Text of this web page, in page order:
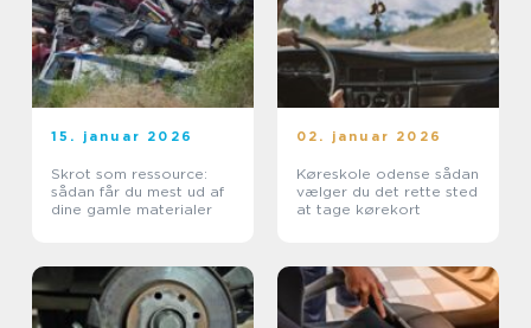
15. januar 2026
Skrot som ressource:
sådan får du mest ud af
dine gamle materialer
02. januar 2026
Køreskole odense sådan
vælger du det rette sted
at tage kørekort